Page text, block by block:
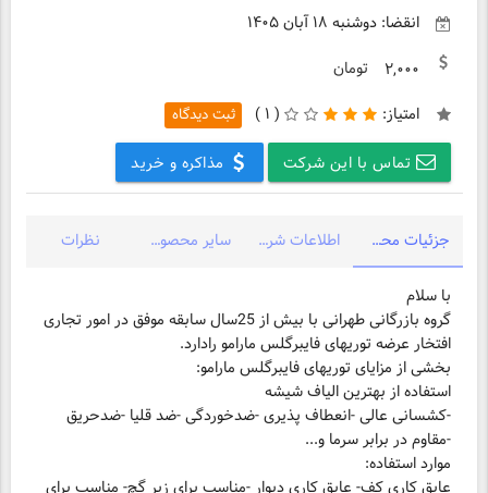
انقضا: دوشنبه ۱۸ آبان ۱۴۰۵
۲,۰۰۰
تومان
امتیاز:
( ۱ ) ثبت دیدگاه
تماس با این شرکت مذاکره و خرید
جزئیات محصول اطلاعات شرکت سایر محصولات شرکت نظرات
گروه بازرگانی طهرانی با بیش از 25سال سابقه موفق در امور تجاری
-کشسانی عالی -انعطاف پذیری -ضدخوردگی -ضد قلیا -ضدحریق
عایق کاری کف- عایق کاری دیوار -مناسب برای زیر گچ- مناسب برای